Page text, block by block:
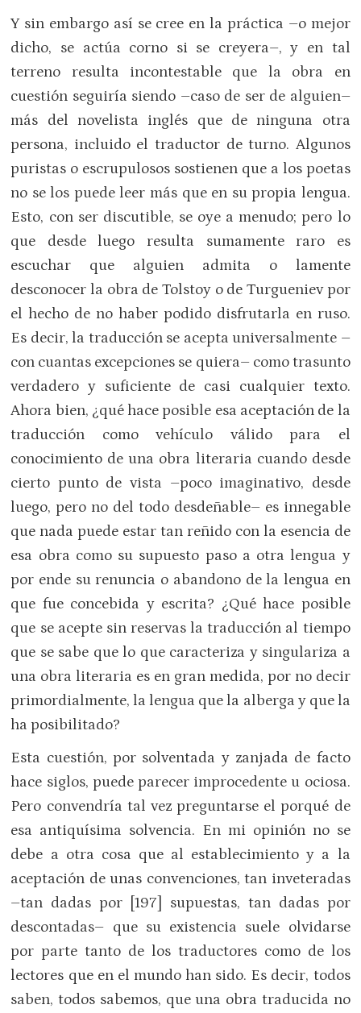
Y sin embargo así se cree en la práctica –o mejor
dicho, se actúa corno si se creyera–, y en tal
terreno resulta incontestable que la obra en
cuestión seguiría siendo –caso de ser de alguien–
más del novelista inglés que de ninguna otra
persona, incluido el traductor de turno. Algunos
puristas o escrupulosos sostienen que a los poetas
no se los puede leer más que en su propia lengua.
Esto, con ser discutible, se oye a menudo; pero lo
que desde luego resulta sumamente raro es
escuchar que alguien admita o lamente
desconocer la obra de Tolstoy o de Turgueniev por
el hecho de no haber podido disfrutarla en ruso.
Es decir, la traducción se acepta universalmente –
con cuantas excepciones se quiera– como trasunto
verdadero y suficiente de casi cualquier texto.
Ahora bien, ¿qué hace posible esa aceptación de la
traducción como vehículo válido para el
conocimiento de una obra literaria cuando desde
cierto punto de vista –poco imaginativo, desde
luego, pero no del todo desdeñable– es innegable
que nada puede estar tan reñido con la esencia de
esa obra como su supuesto paso a otra lengua y
por ende su renuncia o abandono de la lengua en
que fue concebida y escrita? ¿Qué hace posible
que se acepte sin reservas la traducción al tiempo
que se sabe que lo que caracteriza y singulariza a
una obra literaria es en gran medida, por no decir
primordialmente, la lengua que la alberga y que la
ha posibilitado?
Esta cuestión, por solventada y zanjada de facto
hace siglos, puede parecer improcedente u ociosa.
Pero convendría tal vez preguntarse el porqué de
esa antiquísima solvencia. En mi opinión no se
debe a otra cosa que al establecimiento y a la
aceptación de unas convenciones, tan inveteradas
–tan dadas por [197] supuestas, tan dadas por
descontadas– que su existencia suele olvidarse
por parte tanto de los traductores como de los
lectores que en el mundo han sido. Es decir, todos
saben, todos sabemos, que una obra traducida no